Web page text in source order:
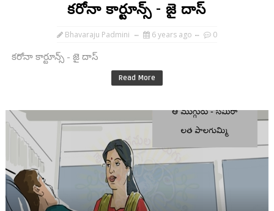
కరోనా కార్టూన్స్ - జై దాస్
Bhavaraju Padmini 6 years ago 0
కరోనా కార్టూన్స్ - జై దాస్
Read More